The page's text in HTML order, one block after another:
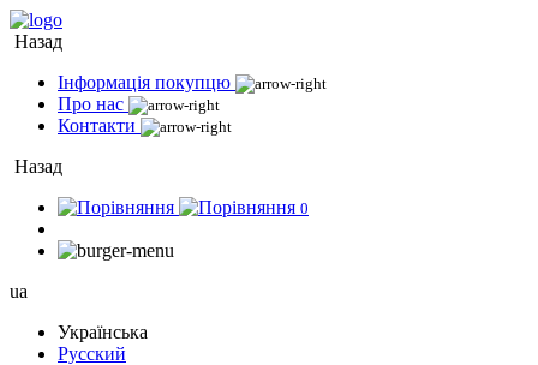
Назад
Інформація покупцю
Про нас
Контакти
Назад
0
ua
Українська
Русский